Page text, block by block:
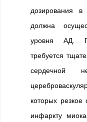
дозирования
должна
уровня АД.
требуется
сердечной
которых
инфаркту